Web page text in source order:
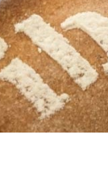
Bien Cuit
講師
利用